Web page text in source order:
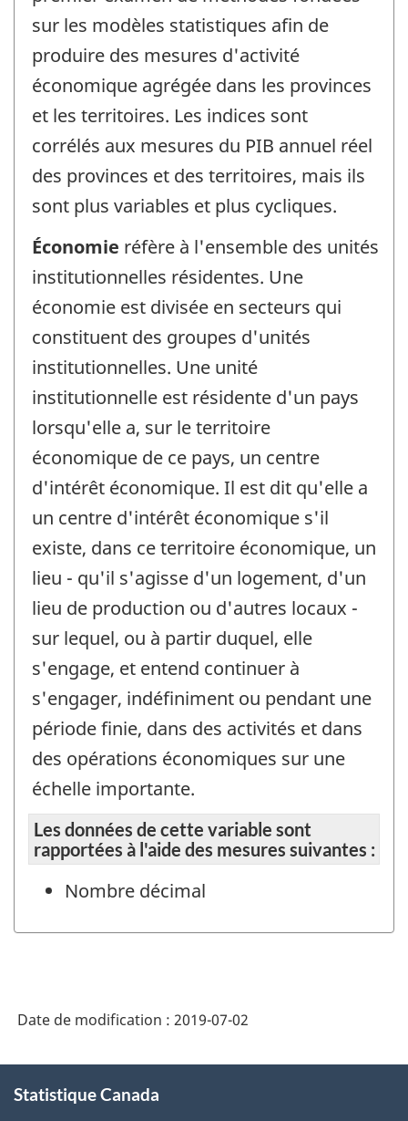
sur les modèles statistiques afin de
produire des mesures d'activité
économique agrégée dans les provinces
et les territoires. Les indices sont
corrélés aux mesures du PIB annuel réel
des provinces et des territoires, mais ils
sont plus variables et plus cycliques.
Économie réfère à l'ensemble des unités
institutionnelles résidentes. Une
économie est divisée en secteurs qui
constituent des groupes d'unités
institutionnelles. Une unité
institutionnelle est résidente d'un pays
lorsqu'elle a, sur le territoire
économique de ce pays, un centre
d'intérêt économique. Il est dit qu'elle a
un centre d'intérêt économique s'il
existe, dans ce territoire économique, un
lieu - qu'il s'agisse d'un logement, d'un
lieu de production ou d'autres locaux -
sur lequel, ou à partir duquel, elle
s'engage, et entend continuer à
s'engager, indéfiniment ou pendant une
période finie, dans des activités et dans
des opérations économiques sur une
échelle importante.
Les données de cette variable sont
rapportées à l'aide des mesures suivantes :
Nombre décimal
Date de modification : 2019-07-02
propos
Statistique Canada